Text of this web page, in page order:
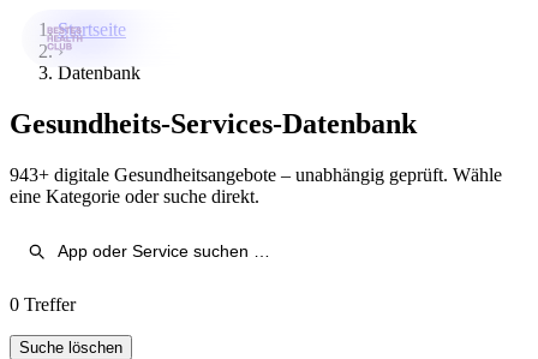
News
Jetzt downloaden
Startseite
›
Datenbank
Gesundheits-Services-Datenbank
943+ digitale Gesundheitsangebote – unabhängig geprüft. Wähle
eine Kategorie oder suche direkt.
0 Treffer
Suche löschen